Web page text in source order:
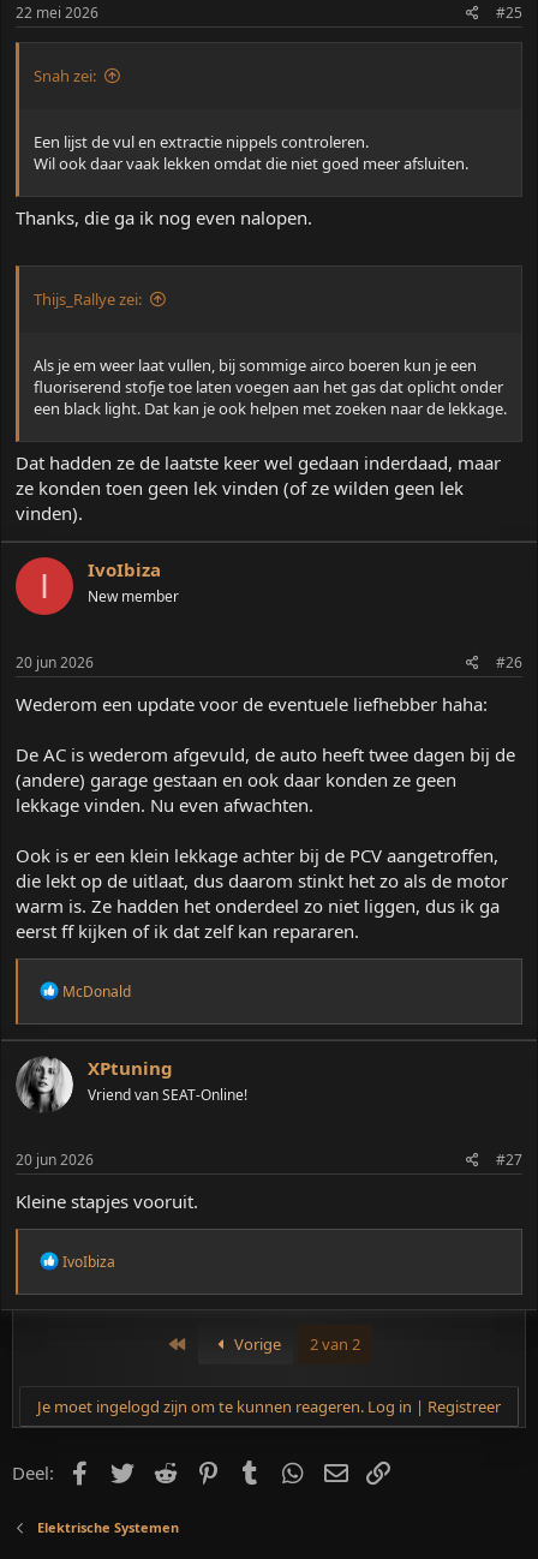
g
e
:
22 mei 2026 #25
Snah zei:
Een lijst de vul en extractie nippels controleren.
Wil ook daar vaak lekken omdat die niet goed meer afsluiten.
Thanks, die ga ik nog even nalopen.
Thijs_Rallye zei:
Als je em weer laat vullen, bij sommige airco boeren kun je een
fluoriserend stofje toe laten voegen aan het gas dat oplicht onder
een black light. Dat kan je ook helpen met zoeken naar de lekkage.
Dat hadden ze de laatste keer wel gedaan inderdaad, maar
ze konden toen geen lek vinden (of ze wilden geen lek
vinden).
I IvoIbiza
New member
20 jun 2026 #26
Wederom een update voor de eventuele liefhebber haha:
De AC is wederom afgevuld, de auto heeft twee dagen bij de
(andere) garage gestaan en ook daar konden ze geen
lekkage vinden. Nu even afwachten.
Ook is er een klein lekkage achter bij de PCV aangetroffen,
die lekt op de uitlaat, dus daarom stinkt het zo als de motor
warm is. Ze hadden het onderdeel zo niet liggen, dus ik ga
eerst ff kijken of ik dat zelf kan repararen.
W
a
r
d
e
r
g
e
n
McDonald
XPtuning
Vriend van SEAT-Online!
20 jun 2026 #27
Kleine stapjes vooruit.
W
a
r
n
g
IvoIbiza
Eerste Vorige 2 van 2
Je moet ingelogd zijn om te kunnen reageren. Log in | Registreer
Deel: Facebook
Twitter Reddit PinterestTumblr WhatsApp
E-mail
Elektrische Systemen